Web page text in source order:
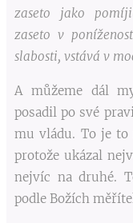
zaseto jako
zaseto v
slabosti, vstává v
A můžeme dál
posadil po své
mu vládu. To je to
protože ukázal
nejvíc na druhé.
podle Božích